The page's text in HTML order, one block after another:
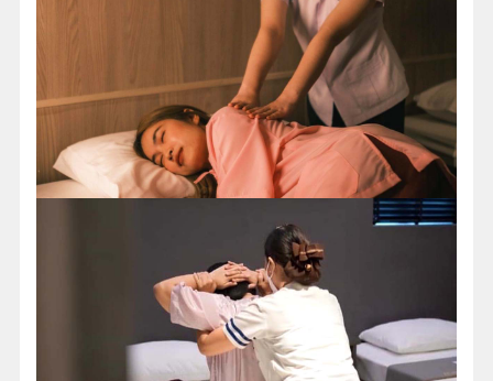
◆泰國古式按摩2小時：
來到了泰國豈有不享受傳統的泰國古式按摩的道理，
經過專業的按摩師將您全身筋骨槌槌打打拆裝重組
後，讓您感覺如浴火重生，分外的舒服！殺拜~~。